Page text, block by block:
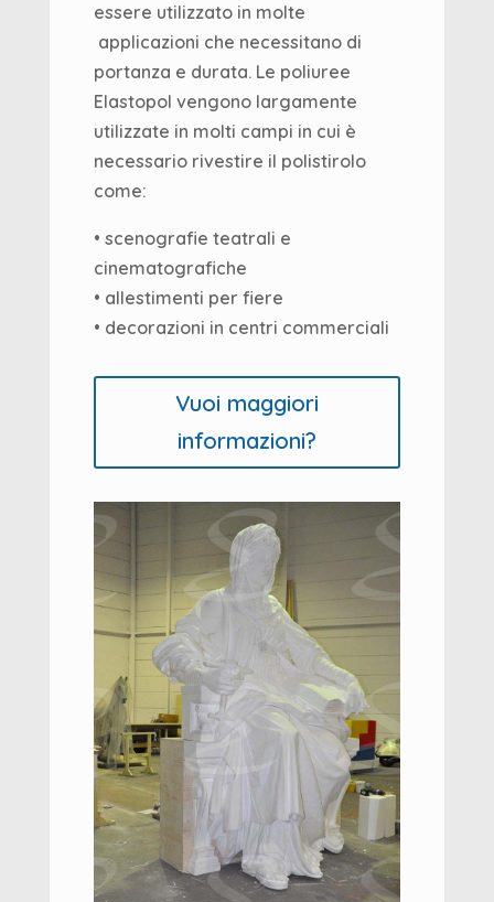
essere utilizzato in molte
applicazioni che necessitano di
portanza e durata. Le poliuree
Elastopol vengono largamente
utilizzate in molti campi in cui è
necessario rivestire il polistirolo
come:
• scenografie teatrali e
cinematografiche
• allestimenti per fiere
• decorazioni in centri commerciali
Vuoi maggiori
informazioni?